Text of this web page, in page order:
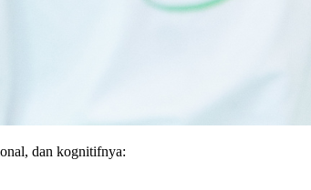
dan kognitifnya: